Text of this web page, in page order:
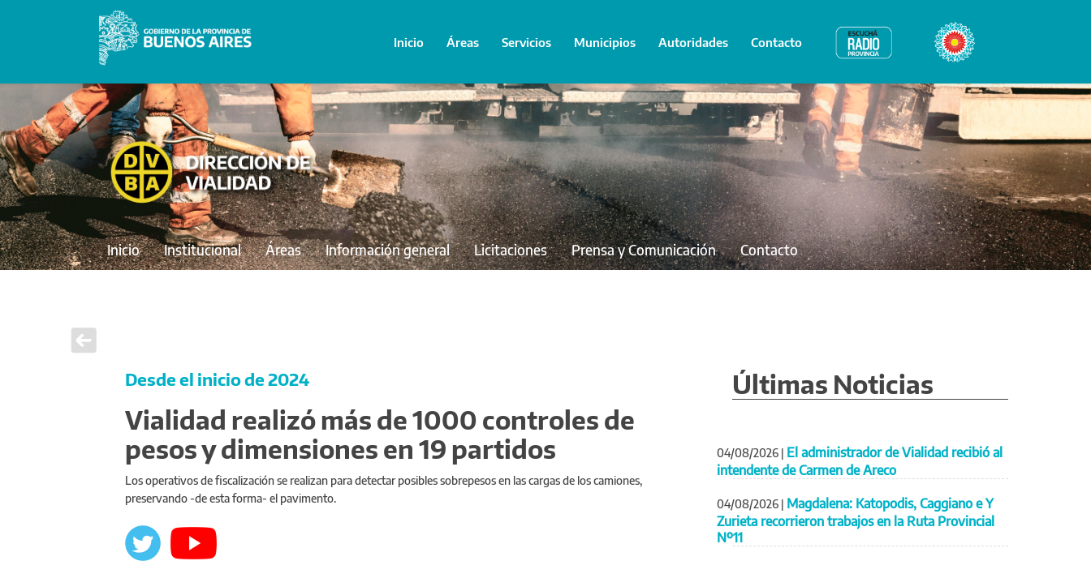
Inicio Áreas Servicios Municipios Autoridades Contacto Radio Provincia Bicentenario
Inicio Institucional Áreas Información general Licitaciones Prensa y Comunicación Contacto
Desde el inicio de 2024
Vialidad realizó más de 1000 controles de
pesos y dimensiones en 19 partidos
Los operativos de fiscalización se realizan para detectar posibles sobrepesos en las cargas de los camiones,
preservando -de esta forma- el pavimento.
Últimas Noticias
04/08/2026 | El administrador de Vialidad recibió al
intendente de Carmen de Areco
04/08/2026 | Magdalena: Katopodis, Caggiano e Y
Zurieta recorrieron trabajos en la Ruta Provincial
Nº11